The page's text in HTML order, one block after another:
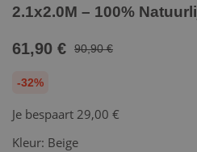
2.1x2.0M – 100%
61,90 € 90,90 €
-32%
Je bespaart 29,00 €
Kleur: Beige